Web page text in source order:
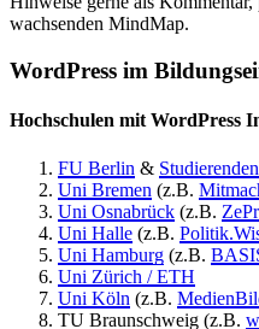
wachsenden MindMap.
WordPress im
Hochschulen mit WordPress
FU Berlin &
Uni Bremen (z.B.
Uni Osnabrück (z.B.
Uni Halle (z.B.
Uni Hamburg (z.B.
Uni Zürich / ETH
Uni Köln (z.B.
TU Braunschweig (z.B.